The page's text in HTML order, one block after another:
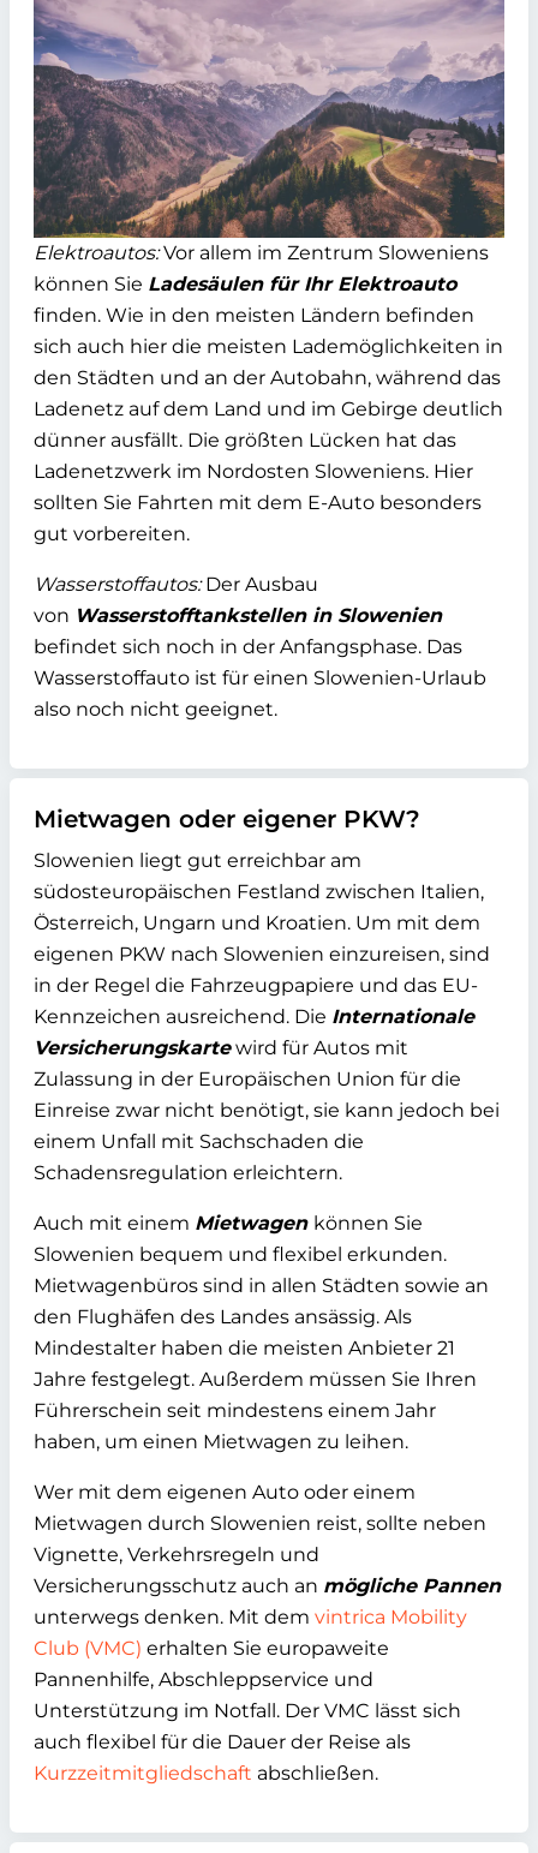
Elektroautos:Vor allem im Zentrum Sloweniens
können Sie Ladesäulen für Ihr Elektroauto
finden. Wie in den meisten Ländern befinden
sich auch hier die meisten Lademöglichkeiten in
den Städten und an der Autobahn, während das
Ladenetz auf dem Land und im Gebirge deutlich
dünner ausfällt. Die größten Lücken hat das
Ladenetzwerk im Nordosten Sloweniens. Hier
sollten Sie Fahrten mit dem E-Auto besonders
gut vorbereiten.
Wasserstoffautos:Der Ausbau
von Wasserstofftankstellen in Slowenien
befindet sich noch in der Anfangsphase. Das
Wasserstoffauto ist für einen Slowenien-Urlaub
also noch nicht geeignet.
Mietwagen oder eigener PKW?
Slowenien liegt gut erreichbar am
südosteuropäischen Festland zwischen Italien,
Österreich, Ungarn und Kroatien. Um mit dem
eigenen PKW nach Slowenien einzureisen, sind
in der Regel die Fahrzeugpapiere und das EU-
Kennzeichen ausreichend. Die Internationale
Versicherungskartewird für Autos mit
Zulassung in der Europäischen Union für die
Einreise zwar nicht benötigt, sie kann jedoch bei
einem Unfall mit Sachschaden die
Schadensregulation erleichtern.
Auch mit einem Mietwagen können Sie
Slowenien bequem und flexibel erkunden.
Mietwagenbüros sind in allen Städten sowie an
den Flughäfen des Landes ansässig. Als
Mindestalter haben die meisten Anbieter 21
Jahre festgelegt. Außerdem müssen Sie Ihren
Führerschein seit mindestens einem Jahr
haben, um einen Mietwagen zu leihen.
Wer mit dem eigenen Auto oder einem
Mietwagen durch Slowenien reist, sollte neben
Vignette, Verkehrsregeln und
Versicherungsschutz auch an mögliche Pannen
unterwegs denken. Mit dem vintrica Mobility
Club (VMC) erhalten Sie europaweite
Pannenhilfe, Abschleppservice und
Unterstützung im Notfall. Der VMC lässt sich
auch flexibel für die Dauer der Reise als
Kurzzeitmitgliedschaft abschließen.